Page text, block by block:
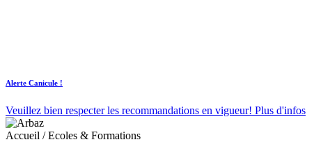
Alerte Canicule !
Veuillez bien respecter les recommandations en vigueur! Plus d'infos
Accueil /Ecoles & Formations